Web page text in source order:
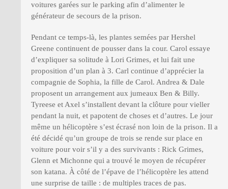
voitures garées sur le parking afin d’alimenter le
générateur de secours de la prison.
Pendant ce temps-là, les plantes semées par Hershel
Greene continuent de pousser dans la cour. Carol essaye
d’expliquer sa solitude à Lori Grimes, et lui fait une
proposition d’un plan à 3. Carl continue d’apprécier la
compagnie de Sophia, la fille de Carol. Andrea & Dale
proposent un arrangement aux jumeaux Ben & Billy.
Tyreese et Axel s’installent devant la clôture pour vieller
pendant la nuit, et papotent de choses et d’autres. Le jour
même un hélicoptère s’est écrasé non loin de la prison. Il a
été décidé qu’un groupe de trois se rende sur place en
voiture pour voir s’il y a des survivants : Rick Grimes,
Glenn et Michonne qui a trouvé le moyen de récupérer
son katana. À côté de l’épave de l’hélicoptère les attend
une surprise de taille : de multiples traces de pas.